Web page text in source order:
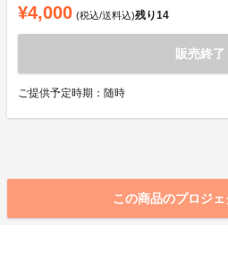
¥4,000 (税込/送料込)残り14
販売終了
ご提供予定時期：随時
この商品のプロジ